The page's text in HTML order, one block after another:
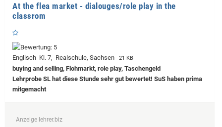
At the flea market - dialouges/role play in the
classrom
Englisch Kl. 7, Realschule, Sachsen 21 KB
buying and selling, Flohmarkt, role play, Taschengeld
Lehrprobe SL hat diese Stunde sehr gut bewertet! SuS haben prima
mitgemacht
Anzeige lehrer.biz